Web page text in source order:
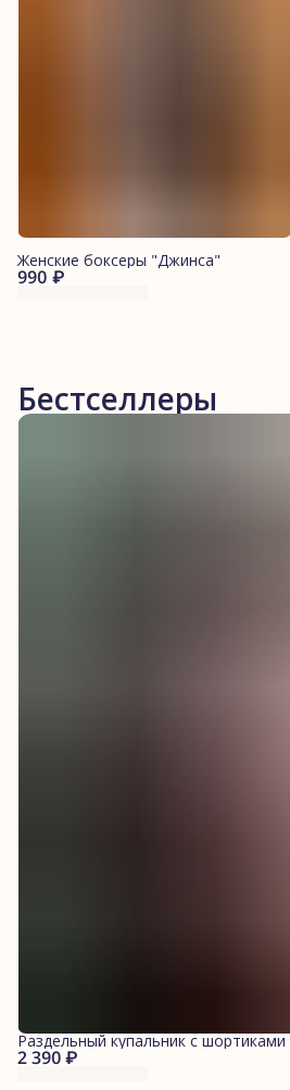
990 ₽
Женские боксеры "Джинса"
Бестселлеры
2 390 ₽
Раздельный купальник с